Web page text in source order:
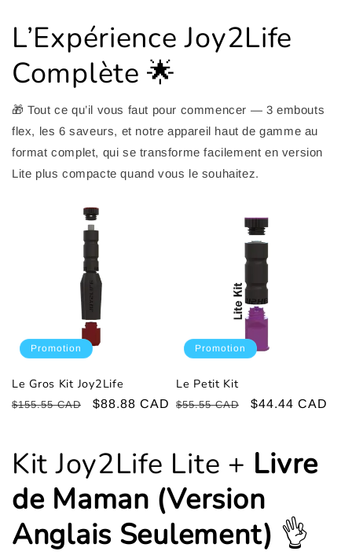
L’Expérience Joy2Life
Complète 🌟
🎁 Tout ce qu’il vous faut pour commencer — 3 embouts
flex, les 6 saveurs, et notre appareil haut de gamme au
format complet, qui se transforme facilement en version
Lite plus compacte quand vous le souhaitez.
Promotion
Le Gros Kit Joy2Life
Prix
$155.55 CAD
Prix
$88.88 CAD
Promotion
Le Petit Kit
Prix
$55.55 CAD
Prix
$44.44 CAD
Kit Joy2Life Lite + Livre
de Maman (Version
Anglais Seulement) 👌